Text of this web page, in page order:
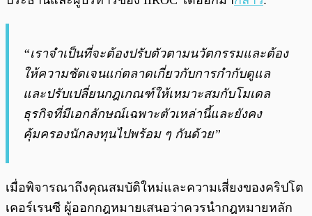
“เราจำเป็นที่จะต้องปรับตัวตามนวัตกรรมและต้อง
ให้ความชัดเจนแก่ตลาดเกี่ยวกับการกำกับดูแล
และปรับเปลี่ยนกฎเกณฑ์ให้เหมาะสมกับโมเดล
ธุรกิจที่มีเอกลักษณ์เฉพาะตัวเหล่านี้และยังคง
คุ้มครองนักลงทุนไปพร้อม ๆ กันด้วย”
เมื่อพิจารณาถึงคุณสมบัติใหม่และความเสี่ยงของคริปโต
เคอร์เรนซี ผู้ออกกฎหมายเสนอว่าควรนำกฎหมายหลัก